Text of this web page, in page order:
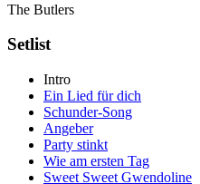
The Butlers
Setlist
Intro
Ein Lied für dich
Schunder-Song
Angeber
Party stinkt
Wie am ersten Tag
Sweet Sweet Gwendoline